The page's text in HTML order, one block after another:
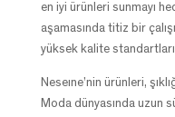
en iyi ürünleri sunmayı
aşamasında titiz bir
yüksek kalite
Neseıne’nin ürünleri,
Moda dünyasında uzun